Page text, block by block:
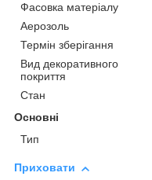
Фасовка матеріалу
Аерозоль
Термін зберігання
Вид декоративного
покриття
Стан
Основні
Тип
Приховати